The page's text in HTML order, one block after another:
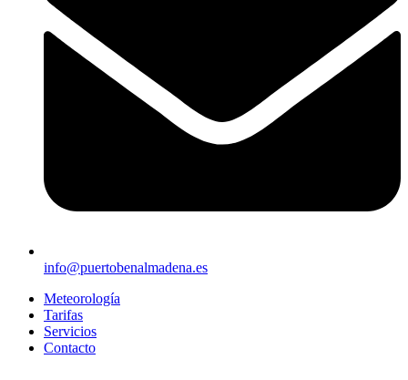
info@puertobenalmadena.es
Meteorología
Tarifas
Servicios
Contacto